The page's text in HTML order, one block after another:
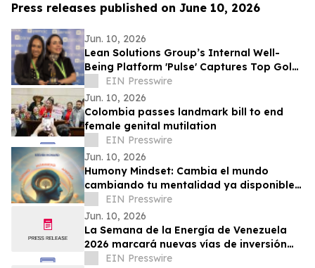
Press releases published on June 10, 2026
Jun. 10, 2026
Lean Solutions Group’s Internal Well-
Being Platform 'Pulse' Captures Top Gold
Honor at Regional LATAM Awards
EIN Presswire
Jun. 10, 2026
Colombia passes landmark bill to end
female genital mutilation
EIN Presswire
Jun. 10, 2026
Humony Mindset: Cambia el mundo
cambiando tu mentalidad ya disponible
en español
EIN Presswire
Jun. 10, 2026
La Semana de la Energía de Venezuela
2026 marcará nuevas vías de inversión
con reformas en hidrocarburos y energía
EIN Presswire